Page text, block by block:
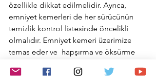
özellikle dikkat edilmelidir. Ayrıca,
emniyet kemerleri de her sürücünün
temizlik kontrol listesinde öncelikli
olmalıdır. Emniyet kemeri üzerimize
temas eder ve  hapşırma ve öksürme